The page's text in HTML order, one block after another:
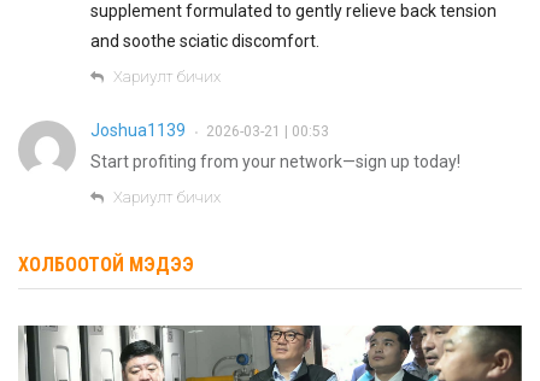
supplement formulated to gently relieve back tension
and soothe sciatic discomfort.
Хариулт бичих
Joshua1139 • 2026-03-21 | 00:53
Start profiting from your network—sign up today!
Хариулт бичих
ХОЛБООТОЙ МЭДЭЭ